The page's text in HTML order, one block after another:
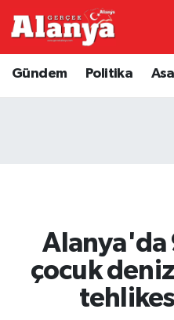
Gündem Politika
Alanya'da
çocuk
Genel
Dünya
Trafik Durumu
Haber Arşivi